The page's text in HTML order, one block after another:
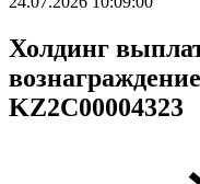
Холдинг
KZ2C00004323